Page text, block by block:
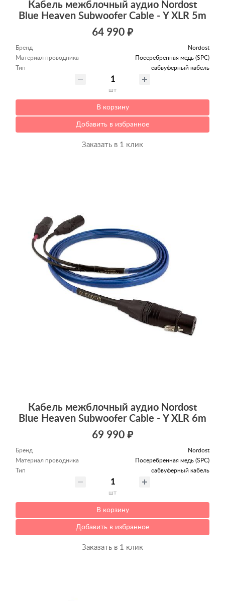
Кабель межблочный аудио Nordost
Blue Heaven Subwoofer Cable - Y XLR 5m
64 990 ₽
Бренд
Nordost
Материал проводника
Посеребренная медь (SPC)
Тип
сабвуферный кабель
шт
В корзину
Добавить в избранное
Заказать в 1 клик
Кабель межблочный аудио Nordost
Blue Heaven Subwoofer Cable - Y XLR 6m
69 990 ₽
Бренд
Nordost
Материал проводника
Посеребренная медь (SPC)
Тип
сабвуферный кабель
шт
В корзину
Добавить в избранное
Заказать в 1 клик